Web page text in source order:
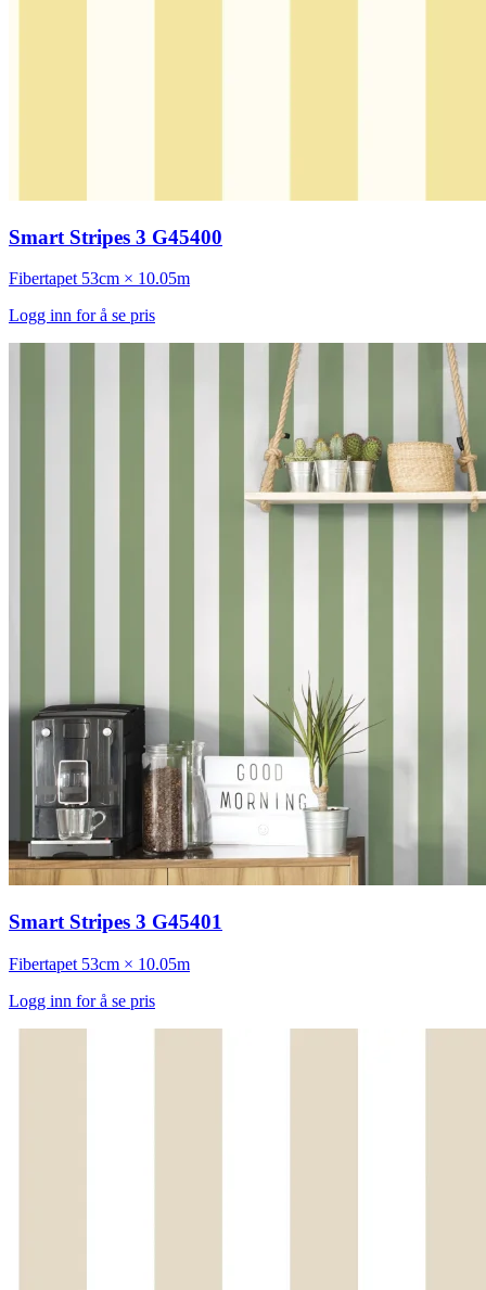
Smart Stripes 3 G45400
Fibertapet 53cm × 10.05m
Logg inn for å se pris
Smart Stripes 3 G45401
Fibertapet 53cm × 10.05m
Logg inn for å se pris